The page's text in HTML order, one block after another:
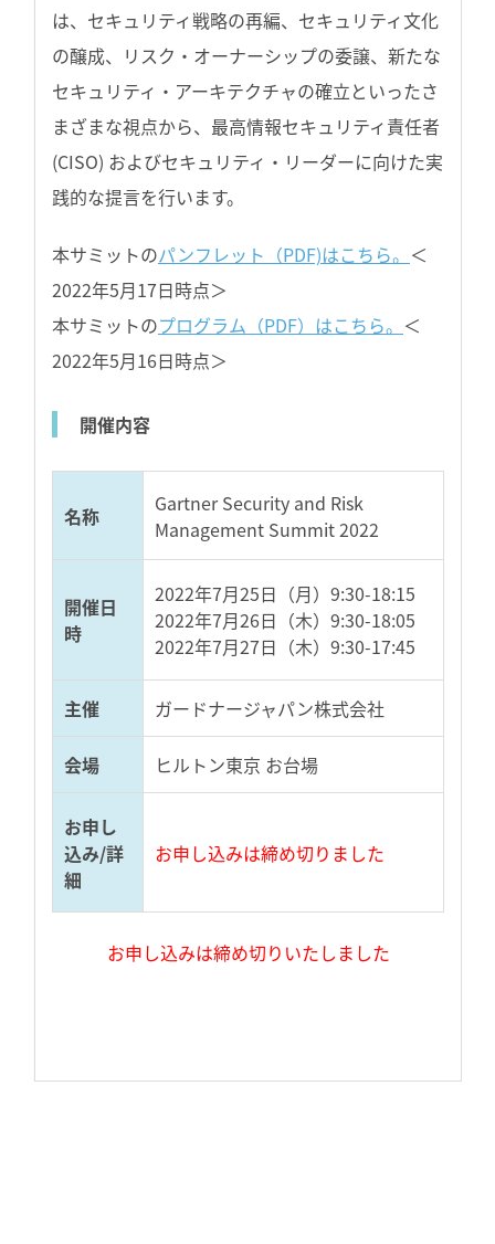
は、セキュリティ戦略の再編、セキュリティ文化
の醸成、リスク・オーナーシップの委譲、新たな
セキュリティ・アーキテクチャの確立といったさ
まざまな視点から、最高情報セキュリティ責任者
(CISO) およびセキュリティ・リーダーに向けた実
践的な提言を行います。
本サミットのパンフレット（PDF)はこちら。 ＜
2022年5月17日時点＞
本サミットのプログラム（PDF）はこちら。 ＜
2022年5月16日時点＞
開催内容
名称
Gartner Security and Risk
Management Summit 2022
開催日
時
2022年7月25日（月）9:30-18:15
2022年7月26日（木）9:30-18:05
2022年7月27日（木）9:30-17:45
主催 ガードナージャパン株式会社
会場 ヒルトン東京 お台場
お申し
込み/詳
細
お申し込みは締め切りました
お申し込みは締め切りいたしました